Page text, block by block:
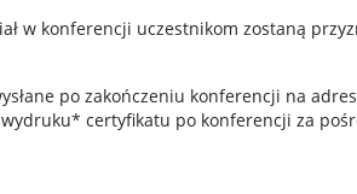
w konferencji uczestnikom zostaną
po zakończeniu konferencji na
certyfikatu po konferencji za